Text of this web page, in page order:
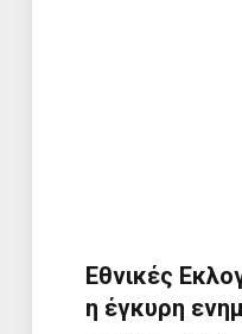
Εθνικές
η έγκυρη